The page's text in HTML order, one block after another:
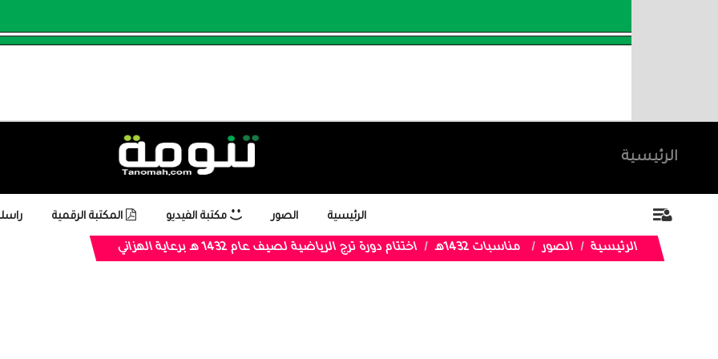
الرئيسية
الرئيسية الصور مكتبة الفيديو المكتبة الرقمية
الرئيسية الصور مناسبات 1432هـ اختتام دورة ترج الرياضية لصيف عام 1432 هـ برعاية الهزاني